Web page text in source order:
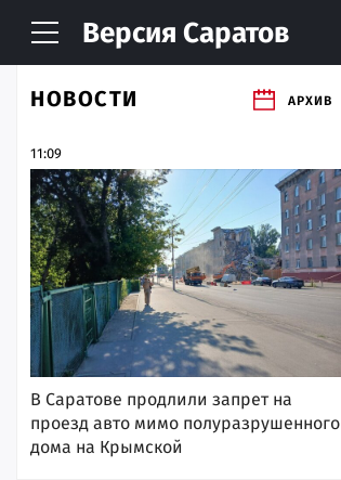
Версия Саратов
НОВОСТИ АРХИВ
11:09
В Саратове продлили запрет на
проезд авто мимо полуразрушенного
дома на Крымской